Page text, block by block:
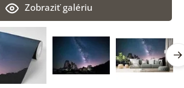
Zobraziť galériu